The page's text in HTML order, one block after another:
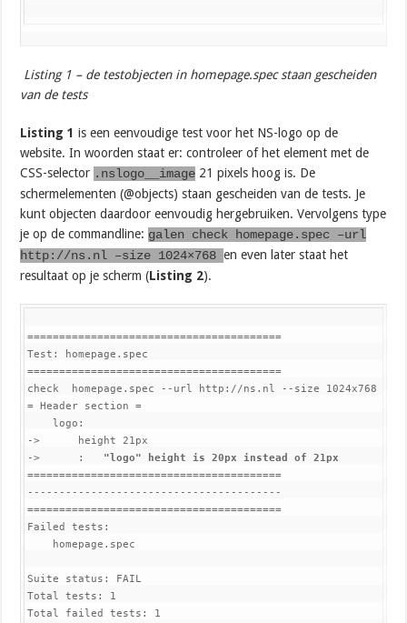
Listing 1 – de testobjecten in homepage.spec staan gescheiden
van de tests
Listing 1 is een eenvoudige test voor het NS-logo op de
website. In woorden staat er: controleer of het element met de
CSS-selector .nslogo__image 21 pixels hoog is. De
schermelementen (@objects) staan gescheiden van de tests. Je
kunt objecten daardoor eenvoudig hergebruiken. Vervolgens type
je op de commandline: galen check homepage.spec –url
http://ns.nl –size 1024×768en even later staat het
resultaat op je scherm (Listing 2).
========================================
Test: homepage.spec
========================================
check  homepage.spec --url http://ns.nl --size 1024x768
= Header section =
    logo:
->      height 21px
->      : "logo" height is 20px instead of 21px
========================================
----------------------------------------
========================================
Failed tests:
    homepage.spec
Suite status: FAIL
Total tests: 1
Total failed tests: 1